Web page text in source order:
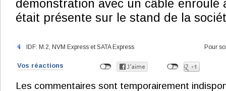
démonstration avec un câble enroulé
était présente sur le stand de la
IDF: M.2, NVM Express et SATA Express Pour
Vos réactions
Les commentaires sont temporairement